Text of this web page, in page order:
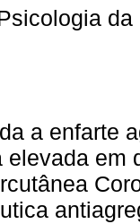
a enfarte
elevada em